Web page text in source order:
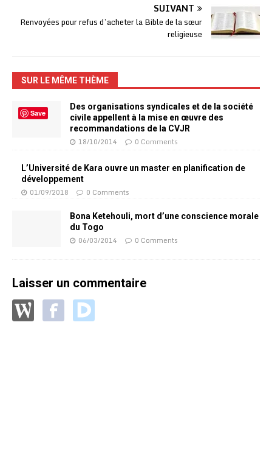
SUIVANT
Renvoyées pour refus d’acheter la Bible de la sœur
religieuse
SUR LE MÊME THÈME
Des organisations syndicales et de la société
civile appellent à la mise en œuvre des
recommandations de la CVJR
18/10/2014 0 Comments
L’Université de Kara ouvre un master en planification de
développement
01/09/2018 0 Comments
Bona Ketehouli, mort d’une conscience morale
du Togo
06/03/2014 0 Comments
Laisser un commentaire
Save